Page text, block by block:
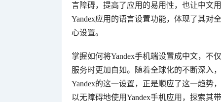
言障碍，提高了应用的易用性，也让中文
Yandex应用的语言设置功能，体现了其对
心设置。
掌握如何将Yandex手机端设置成中文，不
服务时更加自如。随着全球化的不断深入
Yandex的这一设置，正是顺应了这一趋势
以无障碍地使用Yandex手机应用，探索其